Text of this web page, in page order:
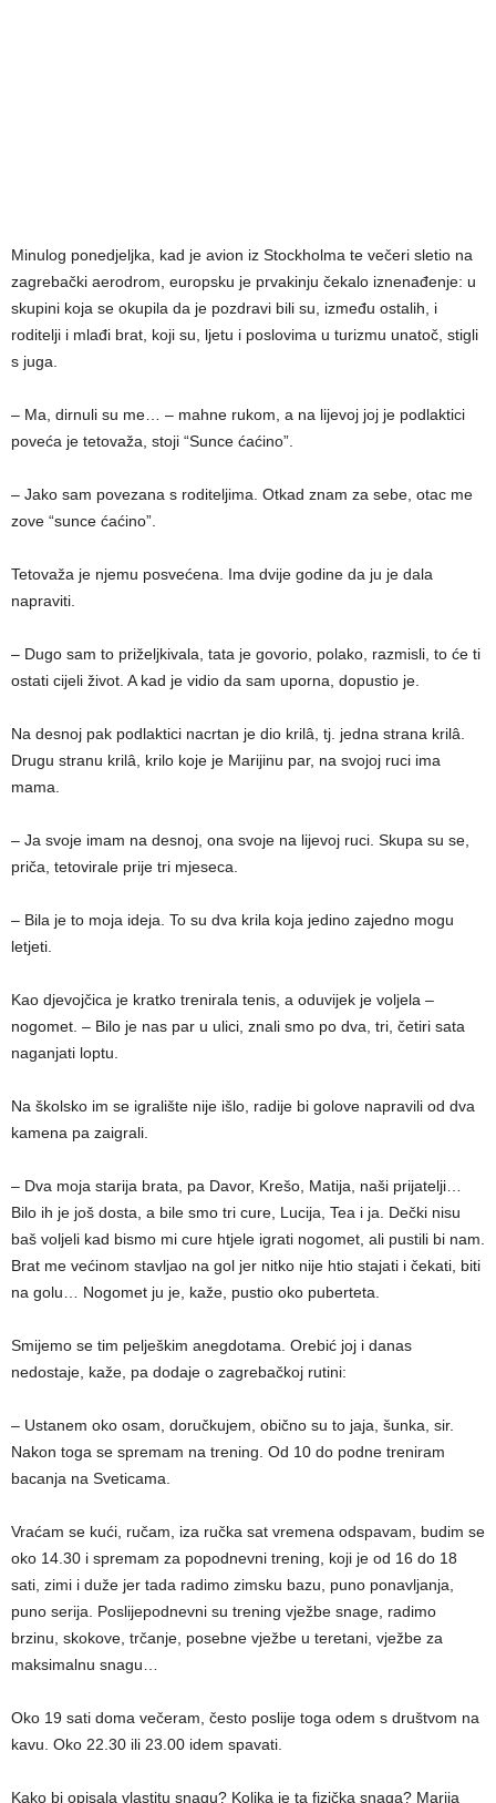
Minulog ponedjeljka, kad je avion iz Stockholma te večeri sletio na
zagrebački aerodrom, europsku je prvakinju čekalo iznenađenje: u
skupini koja se okupila da je pozdravi bili su, između ostalih, i
roditelji i mlađi brat, koji su, ljetu i poslovima u turizmu unatoč, stigli
s juga.
– Ma, dirnuli su me… – mahne rukom, a na lijevoj joj je podlaktici
poveća je tetovaža, stoji “Sunce ćaćino”.
– Jako sam povezana s roditeljima. Otkad znam za sebe, otac me
zove “sunce ćaćino”​.
Tetovaža je njemu posvećena. Ima dvije godine da ju je dala
napraviti.
– Dugo sam to priželjkivala, tata je govorio, polako, razmisli, to će ti
ostati cijeli život. A kad je vidio da sam uporna, dopustio je.
Na desnoj pak podlaktici nacrtan je dio krilâ, tj. jedna strana krilâ.
Drugu stranu krilâ, krilo koje je Marijinu par, na svojoj ruci ima
mama.
– Ja svoje imam na desnoj, ona svoje na lijevoj ruci. Skupa su se,
priča, tetovirale prije tri mjeseca.
– Bila je to moja ideja. To su dva krila koja jedino zajedno mogu
letjeti.
Kao djevojčica je kratko trenirala tenis, a oduvijek je voljela –
nogomet. – Bilo je nas par u ulici, znali smo po dva, tri, četiri sata
naganjati loptu.
Na školsko im se igralište nije išlo, radije bi golove napravili od dva
kamena pa zaigrali.
– Dva moja starija brata, pa Davor, Krešo, Matija, naši prijatelji…
Bilo ih je još dosta, a bile smo tri cure, Lucija, Tea i ja. Dečki nisu
baš voljeli kad bismo mi cure htjele igrati nogomet, ali pustili bi nam.
Brat me većinom stavljao na gol jer nitko nije htio stajati i čekati, biti
na golu… Nogomet ju je, kaže, pustio oko puberteta.
Smijemo se tim pelješkim anegdotama. Orebić joj i danas
nedostaje, kaže, pa dodaje o zagrebačkoj rutini:
– Ustanem oko osam, doručkujem, obično su to jaja, šunka, sir.
Nakon toga se spremam na trening. Od 10 do podne treniram
bacanja na Sveticama.
Vraćam se kući, ručam, iza ručka sat vremena odspavam, budim se
oko 14.30 i spremam za popodnevni trening, koji je od 16 do 18
sati, zimi i duže jer tada radimo zimsku bazu, puno ponavljanja,
puno serija. Poslijepodnevni su trening vježbe snage, radimo
brzinu, skokove, trčanje, posebne vježbe u teretani, vježbe za
maksimalnu snagu…
Oko 19 sati doma večeram, često poslije toga odem s društvom na
kavu. Oko 22.30 ili 23.00 idem spavati.
Kako bi opisala vlastitu snagu? Kolika je ta fizička snaga? Marija